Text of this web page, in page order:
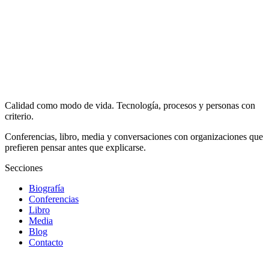
Calidad como modo de vida. Tecnología, procesos y personas con
criterio.
Conferencias, libro, media y conversaciones con organizaciones que
prefieren pensar antes que explicarse.
Secciones
Biografía
Conferencias
Libro
Media
Blog
Contacto